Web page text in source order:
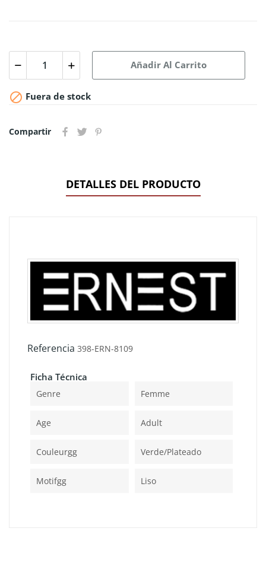
Añadir Al Carrito
 Fuera de stock
Compartir
DETALLES DEL PRODUCTO
Referencia 398-ERN-8109
Ficha Técnica
Genre Femme
Age Adult
Couleurgg Verde/plateado
Motifgg Liso